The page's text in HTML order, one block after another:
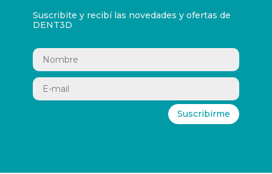
Suscribite y recibí las novedades y ofertas de
DENT3D
Suscribirme